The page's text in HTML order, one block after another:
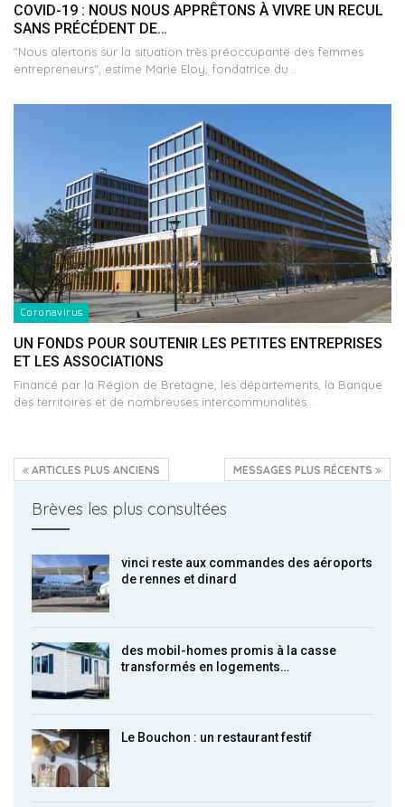
COVID-19 : NOUS NOUS APPRÊTONS À VIVRE UN RECUL
SANS PRÉCÉDENT DE…
"Nous alertons sur la situation très préoccupante des femmes
entrepreneurs", estime Marie Eloy, fondatrice du…
Coronavirus
UN FONDS POUR SOUTENIR LES PETITES ENTREPRISES
ET LES ASSOCIATIONS
Financé par la Région de Bretagne, les départements, la Banque
des territoires et de nombreuses intercommunalités…
ARTICLES PLUS ANCIENS MESSAGES PLUS RÉCENTS
Brèves les plus consultées
vinci reste aux commandes des aéroports
de rennes et dinard
des mobil-homes promis à la casse
transformés en logements…
Le Bouchon : un restaurant festif